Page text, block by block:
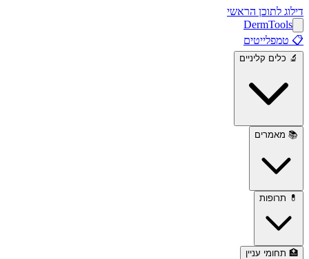
דילוג לתוכן הראשי
DermTools
📋 טמפלייטים
🔬 כלים קליניים
📚 מאמרים
💊 תרופות
🏥 תחומי עניין